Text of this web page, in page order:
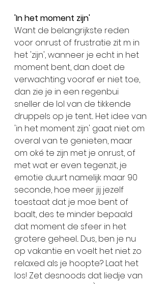
'In het moment zijn'
Want de belangrijkste reden
voor onrust of frustratie zit m in
het 'zijn', wanneer je echt in het
moment bent, dan doet de
verwachting vooraf er niet toe,
dan zie je in een regenbui
sneller de lol van de tikkende
druppels op je tent... Het idee van
'in het moment zijn' gaat niet om
overal van te genieten, maar
om oké te zijn met je onrust, of
met wat er even tegenzit, je
emotie duurt namelijk maar 90
seconde, hoe meer jij jezelf
toestaat dat je moe bent of
baalt, des te minder bepaald
dat moment de sfeer in het
grotere geheel... Dus, ben je nu
op vakantie en voelt het niet zo
relaxed als je hoopte? Laat het
los! Zet desnoods dat liedje van